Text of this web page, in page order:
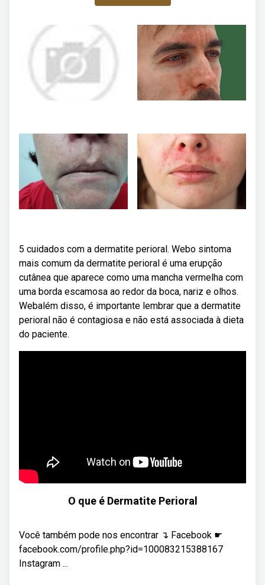
5 cuidados com a dermatite perioral. Webo sintoma
mais comum da dermatite perioral é uma erupção
cutânea que aparece como uma mancha vermelha com
uma borda escamosa ao redor da boca, nariz e olhos.
Webalém disso, é importante lembrar que a dermatite
perioral não é contagiosa e não está associada à dieta
do paciente.
O que é Dermatite Perioral
Você também pode nos encontrar ↴ Facebook ☛
facebook.com/profile.php?id=100083215388167
Instagram ...